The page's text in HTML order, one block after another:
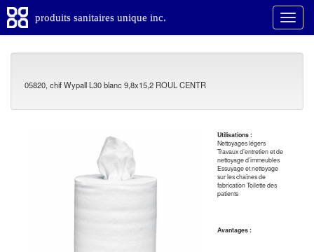
produits sanitaires unique inc.
05820, chif Wypall L30 blanc 9,8x15,2 ROUL CENTR
Utilisations :
Nettoyages légers
Travaux d’entretien et de
nettoyage d’immeubles
Essuyage et nettoyage
sur les chaînes de
fabrication Toilette des
patients
Avantages :